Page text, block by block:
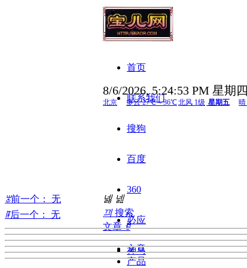
首页
联系我们
搜狗
百度
360
必应
神马
8/6/2026, 5:24:54 PM 星期四
넳 넲
끠 搜索
文章 ꀁ
文章
产品
ꂃ前一个：
无
ꁹ后一个： 无